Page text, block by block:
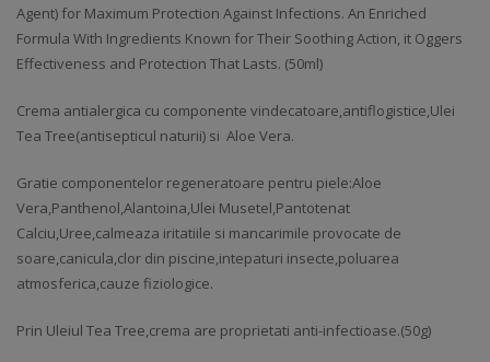
Agent) for Maximum Protection Against Infections. An Enriched
Formula With Ingredients Known for Their Soothing Action, it Oggers
Effectiveness and Protection That Lasts. (50ml)
Crema antialergica cu componente vindecatoare,antiflogistice,Ulei
Tea Tree(antisepticul naturii) si Aloe Vera.
Gratie componentelor regeneratoare pentru piele:Aloe
Vera,Panthenol,Alantoina,Ulei Musetel,Pantotenat
Calciu,Uree,calmeaza iritatiile si mancarimile provocate de
soare,canicula,clor din piscine,intepaturi insecte,poluarea
atmosferica,cauze fiziologice.
Prin Uleiul Tea Tree,crema are proprietati anti-infectioase.(50g)